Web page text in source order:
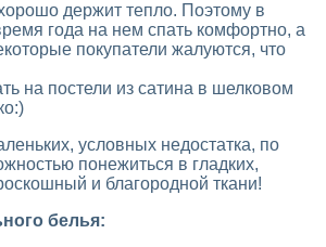
держит тепло. Поэтому в
года на нем спать комфортно, а
покупатели жалуются, что
на постели из сатина в шелковом
условных недостатка, по
понежиться в гладких,
и благородной ткани!
белья: